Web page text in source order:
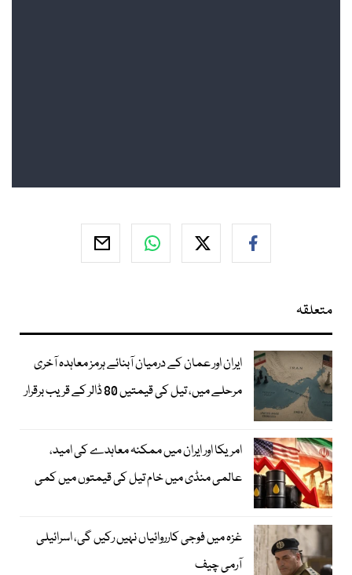
متعلقہ
ایران اور عمان کے درمیان آبنائے ہرمز معاہدہ آخری
مرحلے میں، تیل کی قیمتیں 80 ڈالر کے قریب برقرار
امریکا اور ایران میں ممکنہ معاہدے کی امید،
عالمی منڈی میں خام تیل کی قیمتوں میں کمی
غزہ میں فوجی کارروائیاں نہیں رکیں گی، اسرائیلی
آرمی چیف